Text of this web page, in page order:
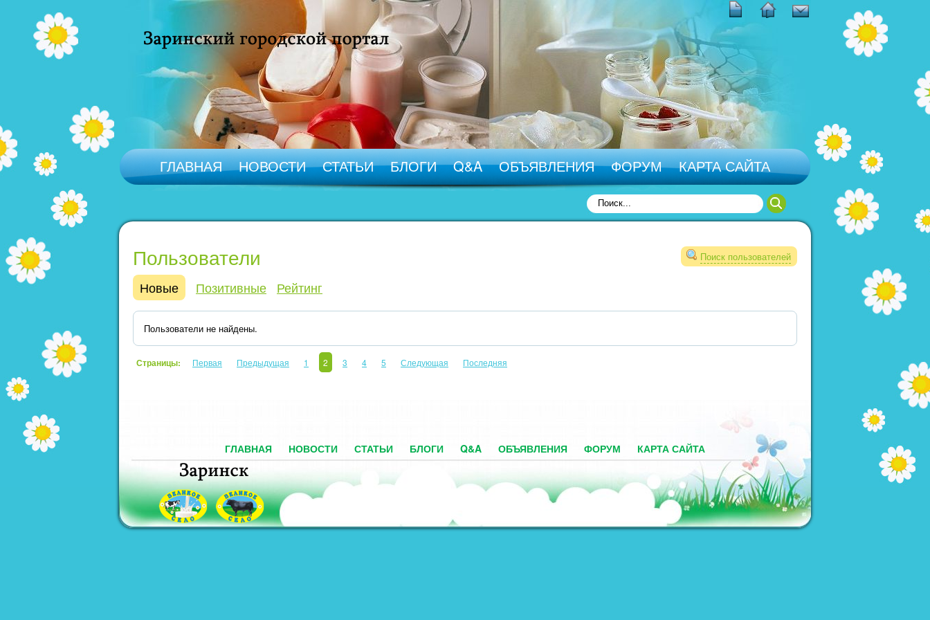
ГЛАВНАЯ НОВОСТИ СТАТЬИ БЛОГИ Q&A ОБЪЯВЛЕНИЯ ФОРУМ КАРТА САЙТА
Поиск пользователей
Пользователи
Новые Позитивные Рейтинг
Пользователи не найдены.
Страницы: Первая Предыдущая 1 2 3 4 5 Следующая Последняя
ГЛАВНАЯ НОВОСТИ СТАТЬИ БЛОГИ Q&A ОБЪЯВЛЕНИЯ ФОРУМ КАРТА САЙТА